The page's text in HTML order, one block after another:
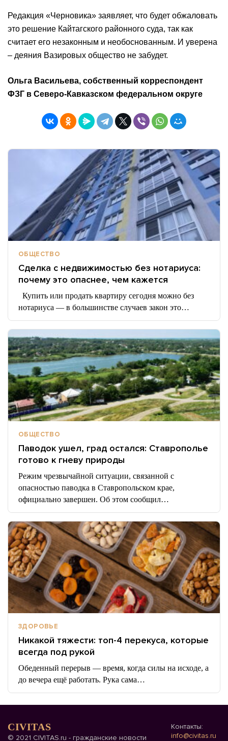
Редакция «Черновика» заявляет, что будет обжаловать
это решение Кайтагского районного суда, так как
считает его незаконным и необоснованным. И уверена
– деяния Вазировых общество не забудет.
Ольга Васильева, собственный корреспондент
ФЗГ в Северо-Кавказском федеральном округе
ОБЩЕСТВО
Сделка с недвижимостью без нотариуса:
почему это опаснее, чем кажется
Купить или продать квартиру сегодня можно без
нотариуса — в большинстве случаев закон это…
ОБЩЕСТВО
Паводок ушел, град остался: Ставрополье
готово к гневу природы
Режим чрезвычайной ситуации, связанной с
опасностью паводка в Ставропольском крае,
официально завершен. Об этом сообщил…
ЗДОРОВЬЕ
Никакой тяжести: топ-4 перекуса, которые
всегда под рукой
Обеденный перерыв — время, когда силы на исходе, а
до вечера ещё работать. Рука сама…
CIVITAS
© 2021 CIVITAS.ru - гражданские новости
Контакты:
info@civitas.ru